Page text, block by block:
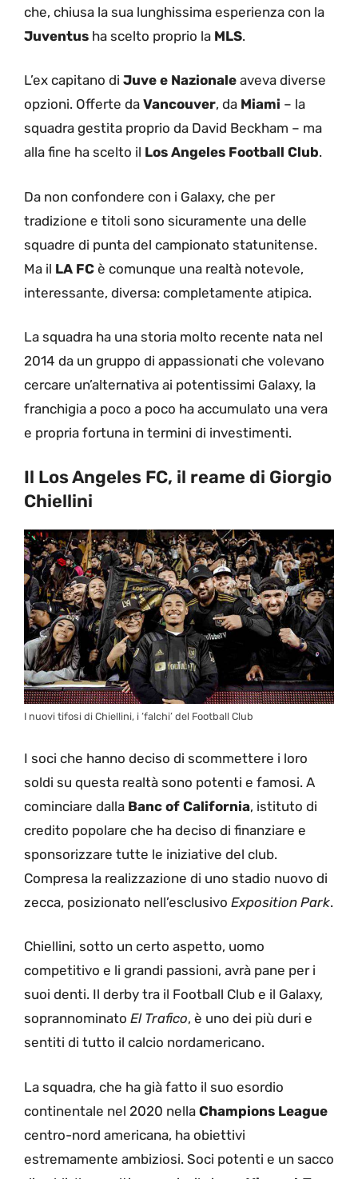
che, chiusa la sua lunghissima esperienza con la
Juventus ha scelto proprio la MLS.
L’ex capitano di Juve e Nazionale aveva diverse
opzioni. Offerte da Vancouver, da Miami – la
squadra gestita proprio da David Beckham – ma
alla fine ha scelto il Los Angeles Football Club.
Da non confondere con i Galaxy, che per
tradizione e titoli sono sicuramente una delle
squadre di punta del campionato statunitense.
Ma il LA FC è comunque una realtà notevole,
interessante, diversa: completamente atipica.
La squadra ha una storia molto recente nata nel
2014 da un gruppo di appassionati che volevano
cercare un’alternativa ai potentissimi Galaxy, la
franchigia a poco a poco ha accumulato una vera
e propria fortuna in termini di investimenti.
Il Los Angeles FC, il reame di Giorgio
Chiellini
I nuovi tifosi di Chiellini, i ‘falchi’ del Football Club
I soci che hanno deciso di scommettere i loro
soldi su questa realtà sono potenti e famosi. A
cominciare dalla Banc of California, istituto di
credito popolare che ha deciso di finanziare e
sponsorizzare tutte le iniziative del club.
Compresa la realizzazione di uno stadio nuovo di
zecca, posizionato nell’esclusivo Exposition Park.
Chiellini, sotto un certo aspetto, uomo
competitivo e li grandi passioni, avrà pane per i
suoi denti. Il derby tra il Football Club e il Galaxy,
soprannominato El Trafico, è uno dei più duri e
sentiti di tutto il calcio nordamericano.
La squadra, che ha già fatto il suo esordio
continentale nel 2020 nella Champions League
centro-nord americana, ha obiettivi
estremamente ambiziosi. Soci potenti e un sacco